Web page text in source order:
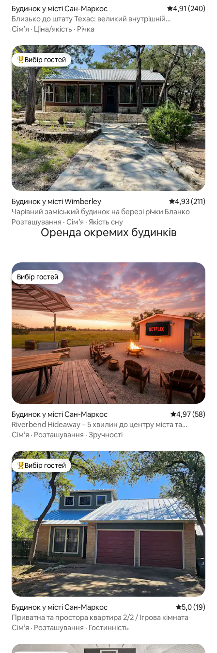
Будинок у місті Сан-Маркос Середня
4,91 (240)
Близько до штату Техас: великий внутрішній
дворик*ліжка розміру King size*повноцінна кухня
Сім’я · Ціна/якість · Річка
Топ вибір гостей
Вибір гостей
Будинок у місті Wimberley Середня
4,93 (211)
Чарівний заміський будинок на березі річки Бланко
Розташування · Сім’я · Якість сну
Оренда окремих будинків
Вибір гостей
Вибір гостей
Будинок у місті Сан-Маркос Середня
4,97 (58)
Riverbend Hideaway – 5 хвилин до центру міста та
тюбінгу
Сім’я · Розташування · Зручності
Топ вибір гостей
Вибір гостей
Будинок у місті Сан-Маркос Середня
5,0 (19)
Приватна та простора квартира 2/2 / Ігрова кімната
Сім’я · Розташування · Гостинність